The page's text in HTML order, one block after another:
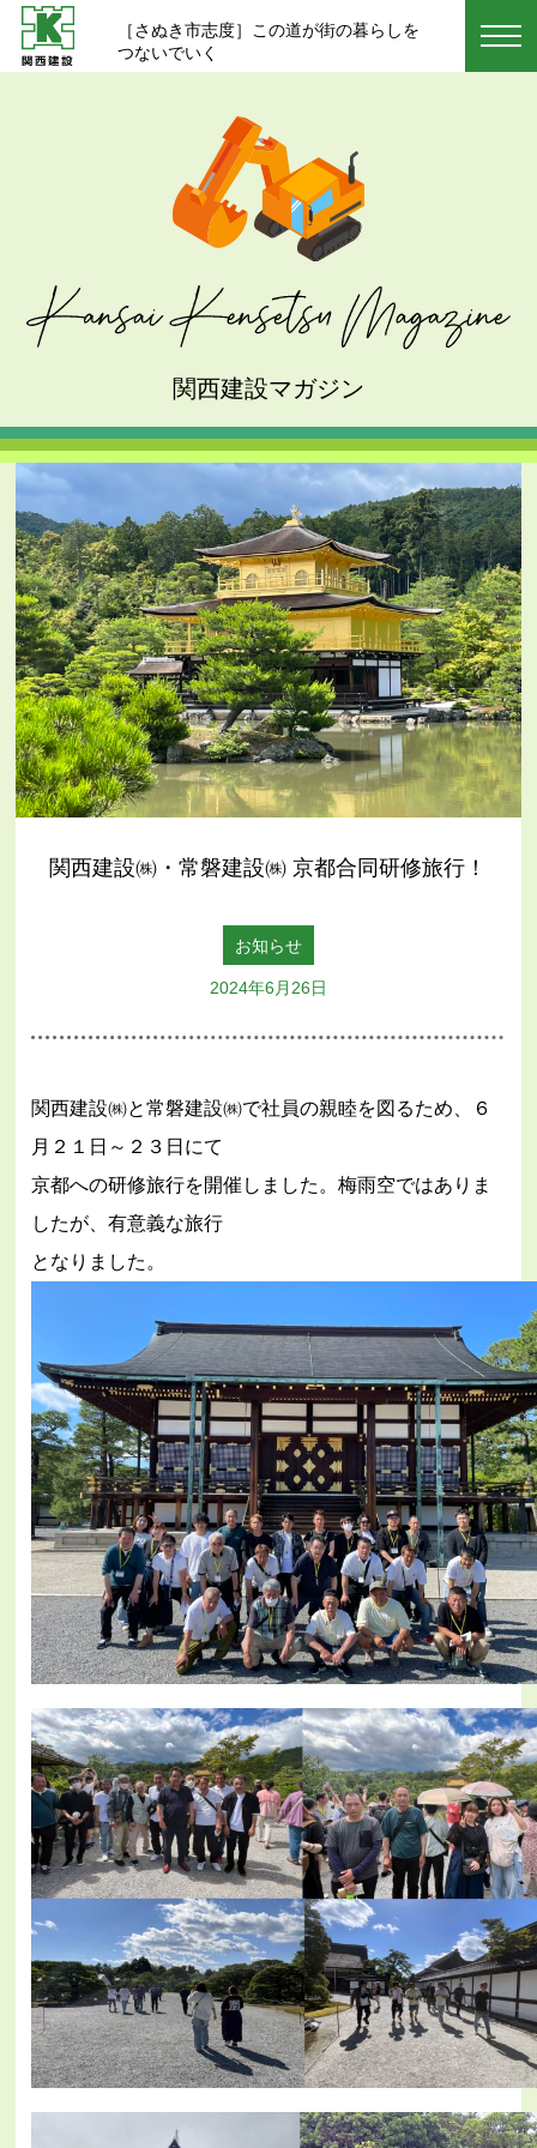
［さぬき市志度］この道が街の暮らしを
つないでいく
関西建設マガジン
関西建設㈱・常磐建設㈱ 京都合同研修旅行！
お知らせ
2024年6月26日
関西建設㈱と常磐建設㈱で社員の親睦を図るため、６
月２１日～２３日にて
京都への研修旅行を開催しました。梅雨空ではありま
したが、有意義な旅行
となりました。